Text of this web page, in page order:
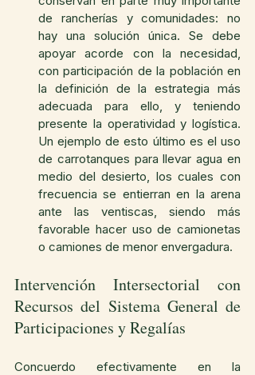
de rancherías y comunidades: no
hay una solución única. Se debe
apoyar acorde con la necesidad,
con participación de la población en
la definición de la estrategia más
adecuada para ello, y teniendo
presente la operatividad y logística.
Un ejemplo de esto último es el uso
de carrotanques para llevar agua en
medio del desierto, los cuales con
frecuencia se entierran en la arena
ante las ventiscas, siendo más
favorable hacer uso de camionetas
o camiones de menor envergadura.
Intervención Intersectorial con
Recursos del Sistema General de
Participaciones y Regalías
Concuerdo efectivamente en la